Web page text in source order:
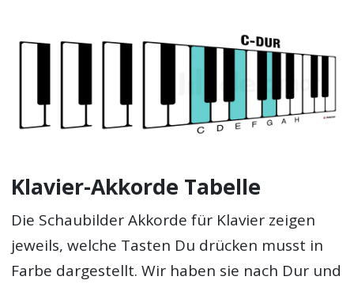
Klavier-Akkorde Tabelle
Die Schaubilder Akkorde für Klavier zeigen
jeweils, welche Tasten Du drücken musst in
Farbe dargestellt. Wir haben sie nach Dur und